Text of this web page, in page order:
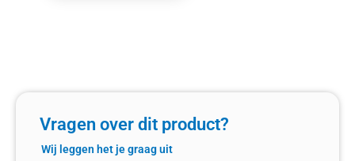
Vragen over dit product?
Wij leggen het je graag uit